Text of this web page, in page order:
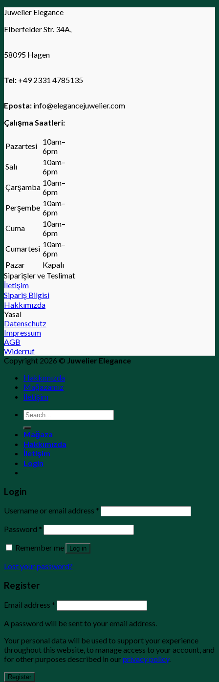
Juwelier Elegance
Elberfelder Str. 34A,
58095 Hagen
Tel: +49 2331 4785135
Eposta: info@elegancejuwelier.com
Çalışma Saatleri:
Pazartesi
10am–
6pm
Salı
10am–
6pm
Çarşamba 10am–
6pm
Perşembe 10am–
6pm
Cuma
10am–
6pm
Cumartesi 10am–
6pm
Pazar
Kapalı
Siparişler ve Teslimat
İletişim
Sipariş Bilgisi
Hakkımızda
Yasal
Datenschutz
Impressum
AGB
Widerruf
Copyright 2026 © Juwelier Elegance
Hakkımızda
Mağazamız
İletişim
Search
for:
Mağaza
Hakkımızda
İletişim
Login
Login
Username or email address *
Password *
Remember me
Log in
Lost your password?
Register
Email address *
A password will be sent to your email address.
Your personal data will be used to support your experience
throughout this website, to manage access to your account, and
for other purposes described in ourprivacy policy.
Register